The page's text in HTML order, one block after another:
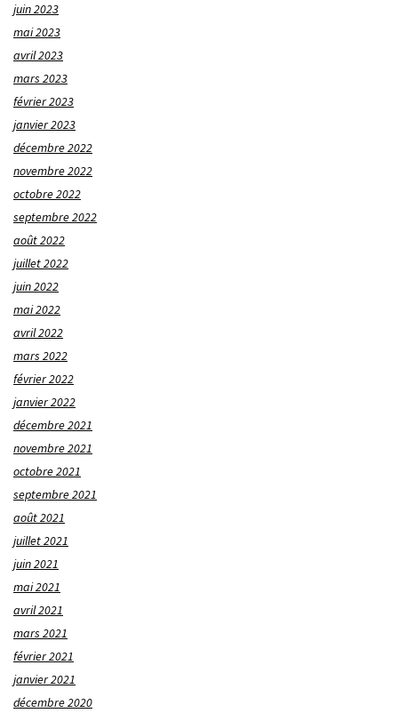
juin 2023
mai 2023
avril 2023
mars 2023
février 2023
janvier 2023
décembre 2022
novembre 2022
octobre 2022
septembre 2022
août 2022
juillet 2022
juin 2022
mai 2022
avril 2022
mars 2022
février 2022
janvier 2022
décembre 2021
novembre 2021
octobre 2021
septembre 2021
août 2021
juillet 2021
juin 2021
mai 2021
avril 2021
mars 2021
février 2021
janvier 2021
décembre 2020